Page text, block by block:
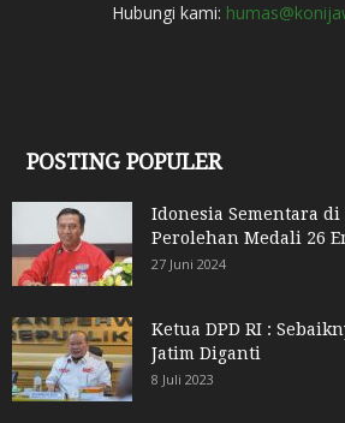
Hubungi kami:
POSTING POPULER
Idonesia Sementara di
Perolehan Medali 26
27 Juni 2024
Ketua DPD RI :
Jatim Diganti
8 Juli 2023